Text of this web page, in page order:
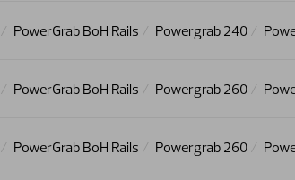
PowerGrab BoH Rails Powergrab 240
PowerGrab BoH Rails Powergrab 260
PowerGrab BoH Rails Powergrab 260